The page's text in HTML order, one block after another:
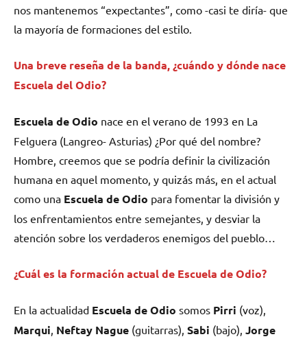
nos mantenemos “expectantes”, como -casi te diría- que
la mayoría de formaciones del estilo.
Una breve reseña de la banda, ¿cuándo y dónde nace
Escuela del Odio?
Escuela de Odio nace en el verano de 1993 en La
Felguera (Langreo- Asturias) ¿Por qué del nombre?
Hombre, creemos que se podría definir la civilización
humana en aquel momento, y quizás más, en el actual
como una Escuela de Odio para fomentar la división y
los enfrentamientos entre semejantes, y desviar la
atención sobre los verdaderos enemigos del pueblo…
¿Cuál es la formación actual de Escuela de Odio?
En la actualidad Escuela de Odio somos Pirri (voz),
Marqui Neftay Nague (guitarras), Sabi (bajo), Jorge